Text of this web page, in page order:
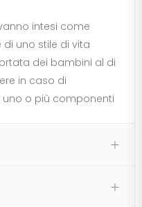
intesi come
uno stile di vita
dei bambini al di
in caso di
uno o più componenti